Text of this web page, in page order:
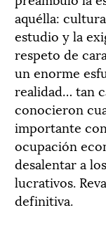
aquélla:
estudio y la
respeto de
un enorme
realidad… tan
conocieron
importante
ocupación
desalentar a
lucrativos.
definitiva.